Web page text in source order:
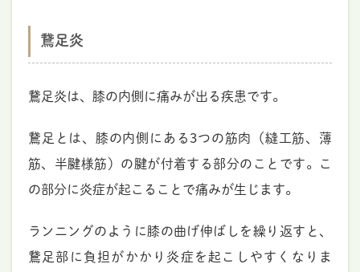
鵞足炎
鵞足炎は、膝の内側に痛みが出る疾患です。
鵞足とは、膝の内側にある3つの筋肉（縫工筋、薄
筋、半腱様筋）の腱が付着する部分のことです。こ
の部分に炎症が起こることで痛みが生じます。
ランニングのように膝の曲げ伸ばしを繰り返すと、
鵞足部に負担がかかり炎症を起こしやすくなりま